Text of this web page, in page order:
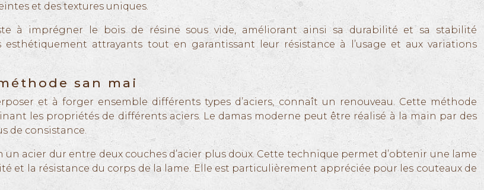
et des textures uniques.
à imprégner le bois de résine sous vide, améliorant ainsi sa durabilité et sa stabilité
attrayants tout en garantissant leur résistance à l’usage et aux variations
san mai
et à forger ensemble différents types d’aciers, connaît un renouveau. Cette méthode
les propriétés de différents aciers. Le damas moderne peut être réalisé à la main par des
de consistance.
acier dur entre deux couches d’acier plus doux. Cette technique permet d’obtenir une lame
et la résistance du corps de la lame. Elle est particulièrement appréciée pour les couteaux de